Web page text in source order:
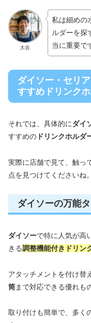
大谷
私は細めの
ルダーを探
当に重要で
ダイソー・セリ
すすめドリンク
それでは、具体的にダイ
すすめの ドリンクホルダ
実際に店舗で見て、触っ
点を見つけてくださいね。
ダイソーの万能
ダイソーで特に人気が高
きる調整機能付きドリン
アタッチメントを付け替
筒まで対応できる優れも
取り付けも簡単で、多く